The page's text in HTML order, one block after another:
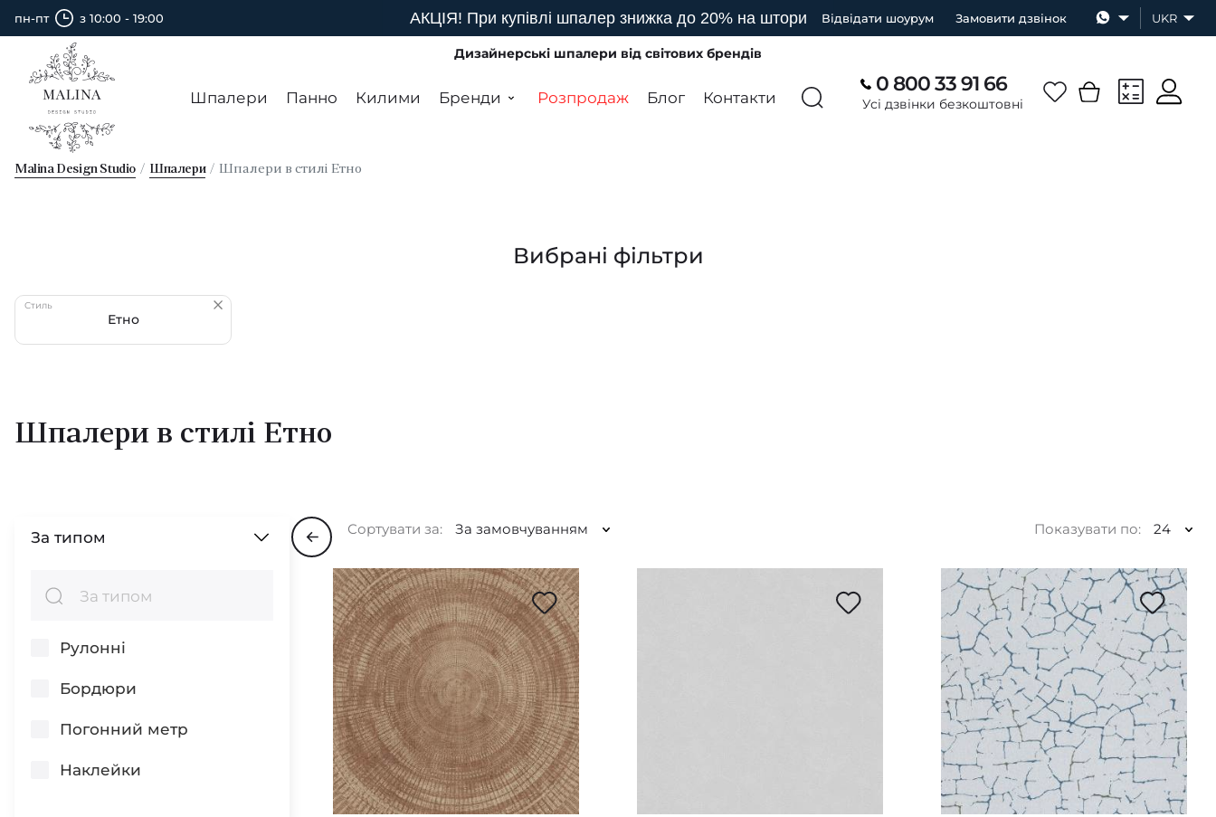
пн-пт з 10:00 - 19:00 АКЦІЯ! При купівлі шпалер знижка до 20% на штори Відвідати шоурум Замовити дзвінок UKR
Дизайнерські шпалери від світових брендів
Шпалери Панно Килими Бренди Розпродаж Блог Контакти
0 800 33 91 66
Усі дзвінки безкоштовні
Malina Design Studio Шпалери Шпалери в стилі Етно
Вибрані фільтри
Етно
Стиль
Шпалери в стилі Етно
За типом
Рулонні
Бордюри
Погонний метр
Наклейки
Сортувати за: За замовчуванням Показувати по: 24